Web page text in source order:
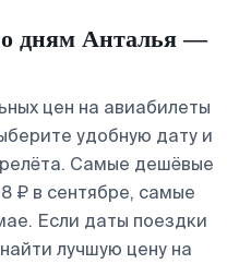
дням Анталья —
цен на авиабилеты
удобную дату и
Самые дешёвые
₽ в сентябре, самые
Если даты поездки
лучшую цену на